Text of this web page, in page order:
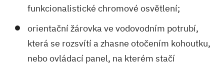
funkcionalistické chromové osvětlení;
orientační žárovka ve vodovodním potrubí,
která se rozsvítí a zhasne otočením kohoutku,
nebo ovládací panel, na kterém stačí